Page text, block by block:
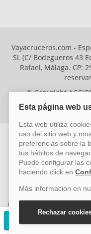
Vayacruceros.com -
SL (C/ Bodegueros 43
Rafael, Málaga. CP:
© Copyright
ACCION VIAJES SL ha
Regional (FEDER), cuyo
mediante el impulso de
investigación de calidad y el
esta financiación, la
promoviendo la innovación y